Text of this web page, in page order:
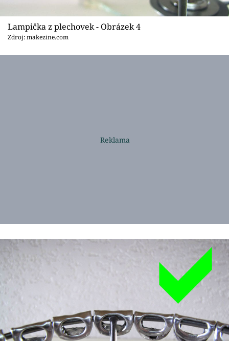
Lampička z plechovek - Obrázek 4
Zdroj: makezine.com